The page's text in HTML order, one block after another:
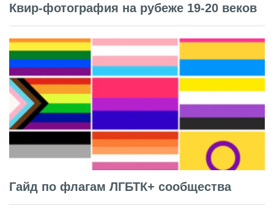
Квир-фотография на рубеже 19-20 веков
Гайд по флагам ЛГБТК+ сообщества